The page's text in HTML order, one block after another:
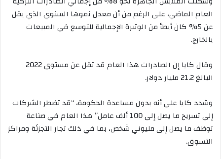
العام الماضي، على الرغم من أن معدل نموها السنوي الذي يقل
عن 5% كان أبطأ من الوتيرة الإجمالية للتوسع في المبيعات
بالخارج.
وقال كايا إن الصادرات هذا العام قد تقل عن مستوى 2022
البالغ 21.2 مليار دولار.
وشدد كايا على أنه بدون مساعدة الحكومة، “قد تضطر الشركات
إلى تسريح ما يصل إلى 100 ألف عامل” هذا العام في صناعة
توظف ما يصل إلى مليوني شخص، بما في ذلك تجار التجزئة ومراكز
التسوق.